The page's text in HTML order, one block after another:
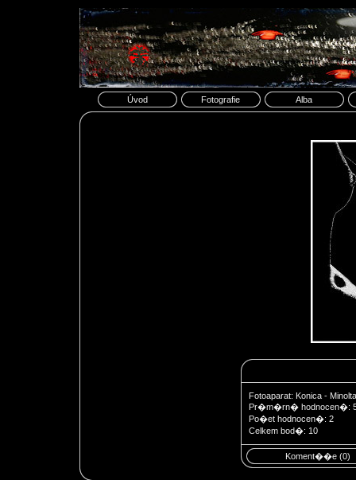
Úvod Fotografie Alba
Fotoaparat: Konica -
Pr�m�rn� hodnocen�:
Po�et hodnocen�: 2
Celkem bod�: 10
Koment��e (0)